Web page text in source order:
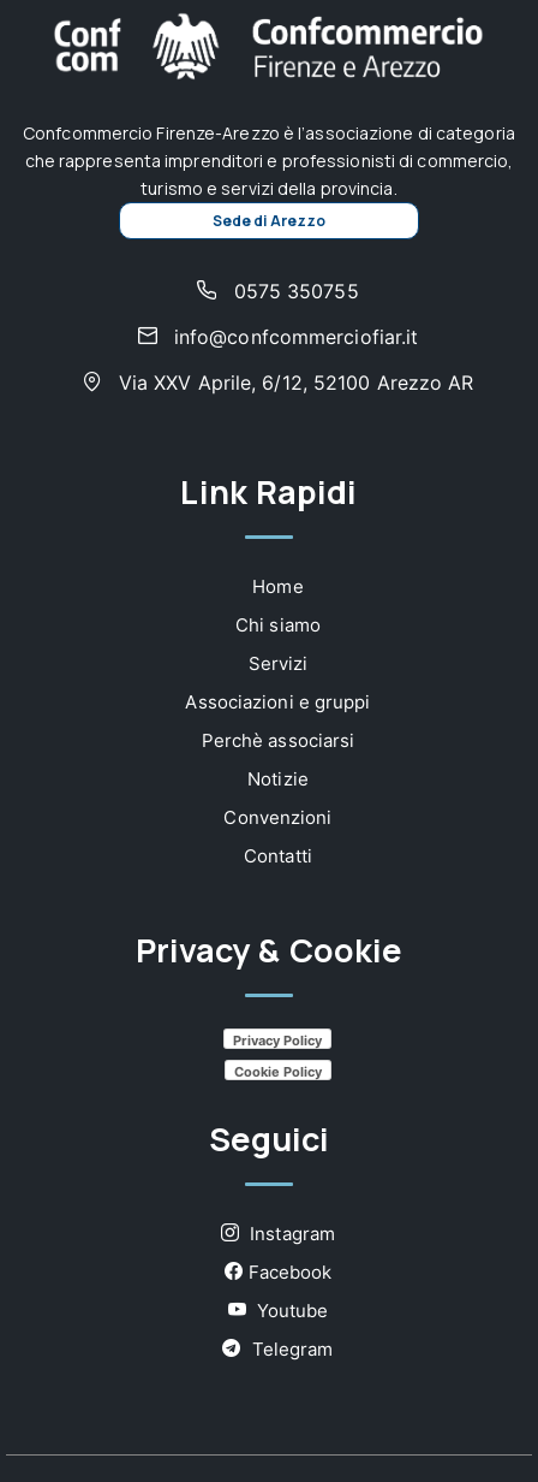
Confcommercio Firenze-Arezzo è l’associazione di categoria
che rappresenta imprenditori e professionisti di commercio,
turismo e servizi della provincia.
Sede di Arezzo
0575 350755
info@confcommerciofiar.it
Via XXV Aprile, 6/12, 52100 Arezzo AR
Link Rapidi
Home
Chi siamo
Servizi
Associazioni e gruppi
Perchè associarsi
Notizie
Convenzioni
Contatti
Privacy & Cookie
Privacy Policy
Cookie Policy
Seguici
Instagram
Facebook
Youtube
Telegram